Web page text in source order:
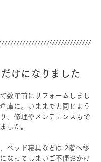
けになりました
数年前にリフォームしまし
庫に。いままでと同じよう
、修理やメンテナンスもで
した。
ベッド寝具などは 2階へ移
なってしまいご不便おかけ